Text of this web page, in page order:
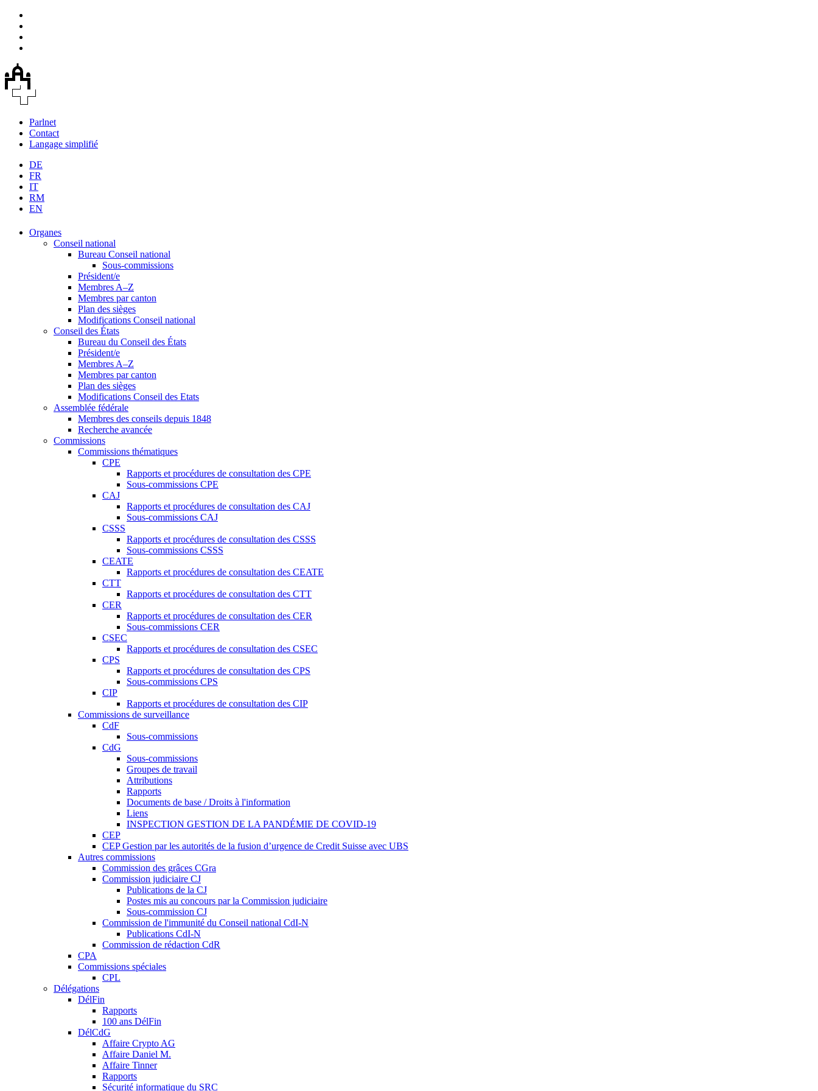
Parlnet
Contact
Langage simplifié
DE
FR
IT
RM
EN
Organes
Conseil national
Bureau Conseil national
Sous-commissions
Président/e
Membres A–Z
Membres par canton
Plan des sièges
Modifications Conseil national
Conseil des États
Bureau du Conseil des États
Président/e
Membres A–Z
Membres par canton
Plan des sièges
Modifications Conseil des Etats
Assemblée fédérale
Membres des conseils depuis 1848
Recherche avancée
Commissions
Commissions thématiques
CPE
Rapports et procédures de consultation des CPE
Sous-commissions CPE
CAJ
Rapports et procédures de consultation des CAJ
Sous-commissions CAJ
CSSS
Rapports et procédures de consultation des CSSS
Sous-commissions CSSS
CEATE
Rapports et procédures de consultation des CEATE
CTT
Rapports et procédures de consultation des CTT
CER
Rapports et procédures de consultation des CER
Sous-commissions CER
CSEC
Rapports et procédures de consultation des CSEC
CPS
Rapports et procédures de consultation des CPS
Sous-commissions CPS
CIP
Rapports et procédures de consultation des CIP
Commissions de surveillance
CdF
Sous-commissions
CdG
Sous-commissions
Groupes de travail
Attributions
Rapports
Documents de base / Droits à l'information
Liens
INSPECTION GESTION DE LA PANDÉMIE DE COVID-19
CEP
CEP Gestion par les autorités de la fusion d’urgence de Credit Suisse avec UBS
Autres commissions
Commission des grâces CGra
Commission judiciaire CJ
Publications de la CJ
Postes mis au concours par la Commission judiciaire
Sous-commission CJ
Commission de l'immunité du Conseil national CdI-N
Publications CdI-N
Commission de rédaction CdR
CPA
Commissions spéciales
CPL
Délégations
DélFin
Rapports
100 ans DélFin
DélCdG
Affaire Crypto AG
Affaire Daniel M.
Affaire Tinner
Rapports
Sécurité informatique du SRC